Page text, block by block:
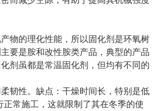
物的理化性能，所以固化剂是环氧树
要是胺和改性胺类产品，典型的产品
剂虽都是常温固化剂，但均有不同的
韧性。缺点：干燥时间长，特别是低
常施工，这就限制了其在冬季的使